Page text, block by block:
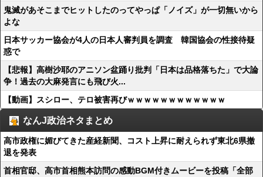
鬼滅があそこまでヒットしたのってやっぱ「ノイズ」が一切無いから
よな
日本サッカー協会が4人の日本人審判員を調査 韓国協会の性接待疑
惑で
【悲報】高樹沙耶のアニソン盆踊り批判「日本は品格落ちた」で大論
争！過去の大麻発言にも飛び火...
【動画】スシロー、テロ被害再びｗｗｗｗｗｗｗｗｗｗｗｗ
なんJ政治ネタまとめ
高市政権に媚びてきた産経新聞、コスト上昇に耐えられず東北6県撤
退を発表
首相官邸、高市首相熊本訪問の感動BGM付きムービーを投稿「全部